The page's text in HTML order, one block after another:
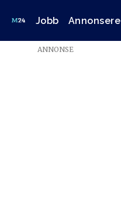
Jobb Annonsere
Emne:
ANNONSE